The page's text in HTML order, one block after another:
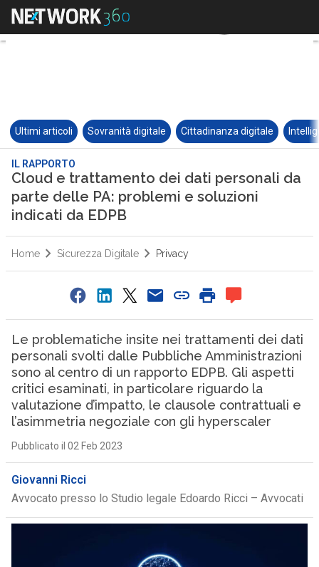
Ultimi articoli Sovranità digitale Cittadinanza digitale
IL RAPPORTO
Cloud e trattamento dei dati personali da
parte delle PA: problemi e soluzioni
indicati da EDPB
Home Sicurezza Digitale Privacy
Le problematiche insite nei trattamenti dei dati
personali svolti dalle Pubbliche Amministrazioni
sono al centro di un rapporto EDPB. Gli aspetti
critici esaminati, in particolare riguardo la
valutazione d’impatto, le clausole contrattuali e
l’asimmetria negoziale con gli hyperscaler
Pubblicato il 02 Feb 2023
Giovanni Ricci
Avvocato presso lo Studio legale Edoardo Ricci – Avvocati